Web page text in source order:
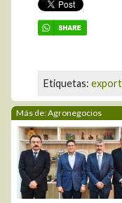
Etiquetas:
Más de: Agronegocios